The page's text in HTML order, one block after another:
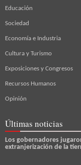
Educación
Sociedad
Economía e Industria
Cultura y Turismo
Exposiciones y Congresos
Recursos Humanos
Opinión
Últimas noticias
Los gobernadores
extranjerización de la